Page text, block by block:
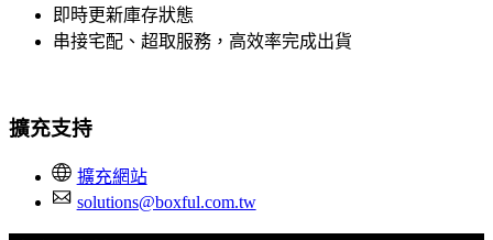
即時更新庫存狀態
串接宅配、超取服務，高效率完成出貨
擴充支持
擴充網站
solutions@boxful.com.tw